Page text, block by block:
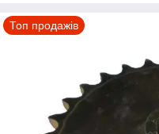
Топ продажів